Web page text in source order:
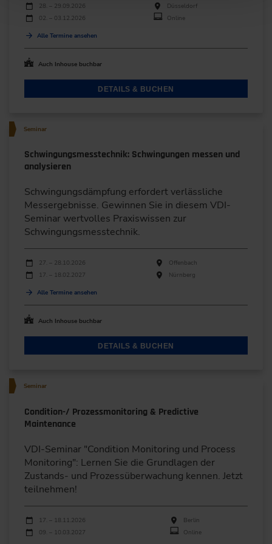
Durchführungen
Veranstaltungsdatum
28. – 29.09.2026
Düsseldorf
02. – 03.12.2026
Online
Alle Termine ansehen
Auch Inhouse buchbar
DETAILS & BUCHEN
Seminar
Schwingungsmesstechnik: Schwingungen messen und
analysieren
Schwingungsdämpfung erfordert verlässliche
Messergebnisse. Gewinnen Sie in diesem VDI-
Seminar wertvolles Praxiswissen zur
Schwingungsmesstechnik.
Durchführungen
Veranstaltungsdatum
27. – 28.10.2026
Offenbach
17. – 18.02.2027
Nürnberg
Alle Termine ansehen
Auch Inhouse buchbar
DETAILS & BUCHEN
Seminar
Condition-/ Prozessmonitoring & Predictive
Maintenance
VDI-Seminar "Condition Monitoring und Process
Monitoring": Lernen Sie die Grundlagen der
Zustands- und Prozessüberwachung kennen. Jetzt
teilnehmen!
Durchführungen
Veranstaltungsdatum
17. – 18.11.2026
Berlin
09. – 10.03.2027
Online